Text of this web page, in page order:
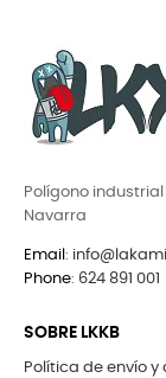
Polígono industrial
Navarra
Email :
Phone: 624 891 001
SOBRE LKKB
Política de envío y